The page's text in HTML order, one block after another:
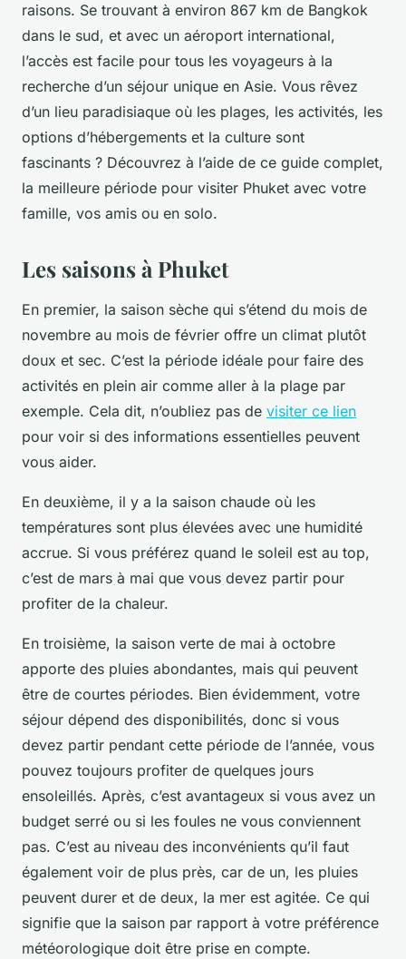
raisons. Se trouvant à environ 867 km de Bangkok
dans le sud, et avec un aéroport international,
l’accès est facile pour tous les voyageurs à la
recherche d’un séjour unique en Asie. Vous rêvez
d’un lieu paradisiaque où les plages, les activités, les
options d’hébergements et la culture sont
fascinants ? Découvrez à l’aide de ce guide complet,
la meilleure période pour visiter Phuket avec votre
famille, vos amis ou en solo.
Les saisons à Phuket
En premier, la saison sèche qui s’étend du mois de
novembre au mois de février offre un climat plutôt
doux et sec. C’est la période idéale pour faire des
activités en plein air comme aller à la plage par
exemple. Cela dit, n’oubliez pas de visiter ce lien
pour voir si des informations essentielles peuvent
vous aider.
En deuxième, il y a la saison chaude où les
températures sont plus élevées avec une humidité
accrue. Si vous préférez quand le soleil est au top,
c’est de mars à mai que vous devez partir pour
profiter de la chaleur.
En troisième, la saison verte de mai à octobre
apporte des pluies abondantes, mais qui peuvent
être de courtes périodes. Bien évidemment, votre
séjour dépend des disponibilités, donc si vous
devez partir pendant cette période de l’année, vous
pouvez toujours profiter de quelques jours
ensoleillés. Après, c’est avantageux si vous avez un
budget serré ou si les foules ne vous conviennent
pas. C’est au niveau des inconvénients qu’il faut
également voir de plus près, car de un, les pluies
peuvent durer et de deux, la mer est agitée. Ce qui
signifie que la saison par rapport à votre préférence
météorologique doit être prise en compte.